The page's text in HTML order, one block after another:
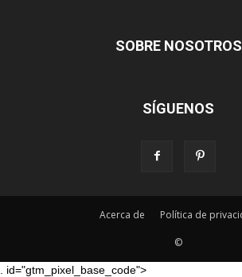
SOBRE NOSOTROS
SÍGUENOS
Acerca de Política de
©
. id="gtm_pixel_base_code">